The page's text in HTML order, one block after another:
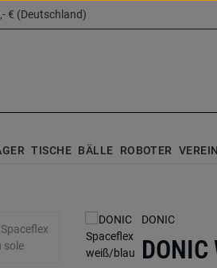
€ (Deutschland)
TISCHE BÄLLE ROBOTER
DONIC